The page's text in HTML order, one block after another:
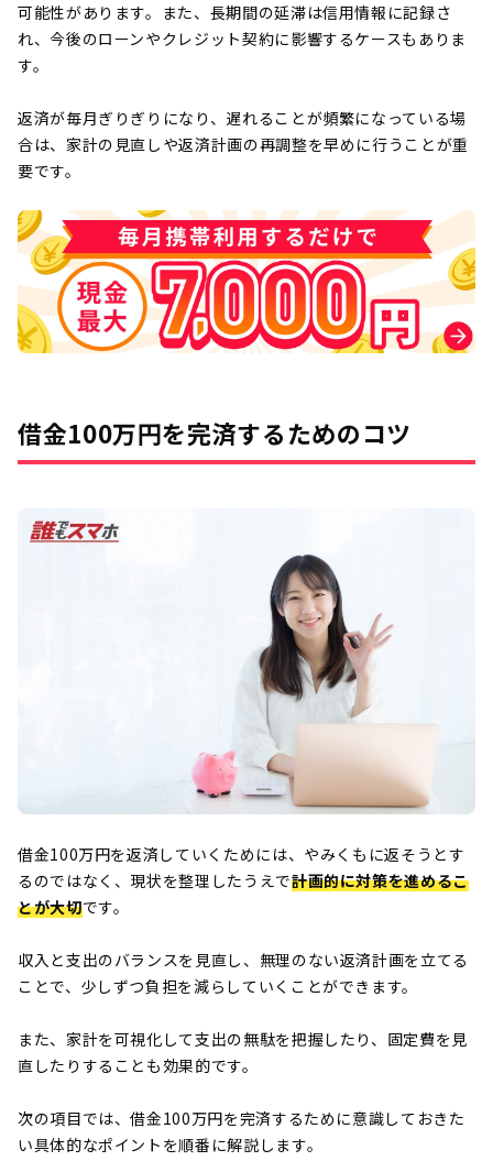
可能性があります。また、長期間の延滞は信用情報に記録さ
れ、今後のローンやクレジット契約に影響するケースもありま
す。
返済が毎月ぎりぎりになり、遅れることが頻繁になっている場
合は、家計の見直しや返済計画の再調整を早めに行うことが重
要です。
借金100万円を完済するためのコツ
借金100万円を返済していくためには、やみくもに返そうとす
るのではなく、現状を整理したうえで計画的に対策を進めるこ
とが大切です。
収入と支出のバランスを見直し、無理のない返済計画を立てる
ことで、少しずつ負担を減らしていくことができます。
また、家計を可視化して支出の無駄を把握したり、固定費を見
直したりすることも効果的です。
次の項目では、借金100万円を完済するために意識しておきた
い具体的なポイントを順番に解説します。